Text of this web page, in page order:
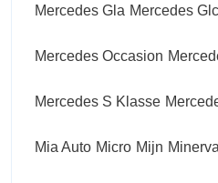
Mercedes Gla Mercedes Glc
Mercedes Occasion
Mercedes S Klasse
Mia Auto Micro Mijn Minerva